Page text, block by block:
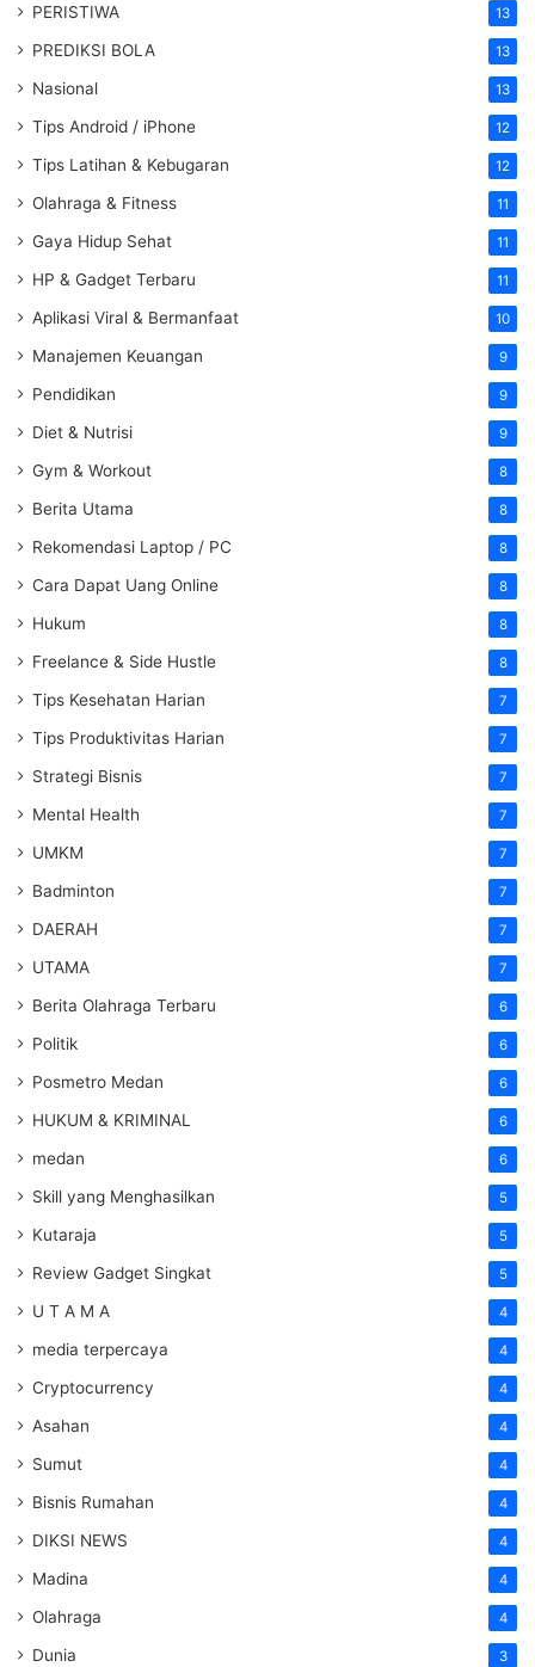
PERISTIWA 13
PREDIKSI BOLA 13
Nasional 13
Tips Android / iPhone 12
Tips Latihan & Kebugaran 12
Olahraga & Fitness 11
Gaya Hidup Sehat 11
HP & Gadget Terbaru 11
Aplikasi Viral & Bermanfaat 10
Manajemen Keuangan 9
Pendidikan 9
Diet & Nutrisi 9
Gym & Workout 8
Berita Utama 8
Rekomendasi Laptop / PC 8
Cara Dapat Uang Online 8
Hukum 8
Freelance & Side Hustle 8
Tips Kesehatan Harian 7
Tips Produktivitas Harian 7
Strategi Bisnis 7
Mental Health 7
UMKM 7
Badminton 7
DAERAH 7
UTAMA 7
Berita Olahraga Terbaru 6
Politik 6
Posmetro Medan 6
HUKUM & KRIMINAL 6
medan 6
Skill yang Menghasilkan 5
Kutaraja 5
Review Gadget Singkat 5
U T A M A 4
media terpercaya 4
Cryptocurrency 4
Asahan 4
Sumut 4
Bisnis Rumahan 4
DIKSI NEWS 4
Madina 4
Olahraga 4
Dunia 3